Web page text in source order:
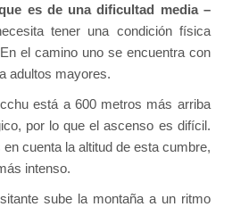
es de una dificultad media –
tener una condición física
el camino uno se encuentra con
adultos mayores.
está a 600 metros más arriba
por lo que el ascenso es difícil.
cuenta la altitud de esta cumbre,
intenso.
sube la montaña a un ritmo